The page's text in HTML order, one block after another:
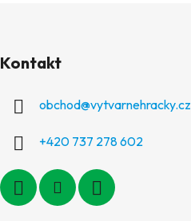
Kontakt
obchod@vytvarnehracky.cz
+420 737 278 602